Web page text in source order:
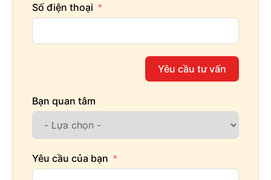
Số điện thoại
Yêu cầu tư vấn
Bạn quan tâm
Yêu cầu của bạn